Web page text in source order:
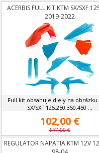
ACERBIS FULL KIT KTM SX/SXF
2019-2022
Full kit obsahuje diely na
SX/SXF 125,250,350,450 ...
102,00 €
147,00 €
REGULATOR NAPATIA KTM 12V